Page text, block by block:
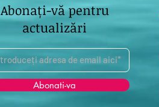
Abonați-vă pentru
actualizări
Abonati-va